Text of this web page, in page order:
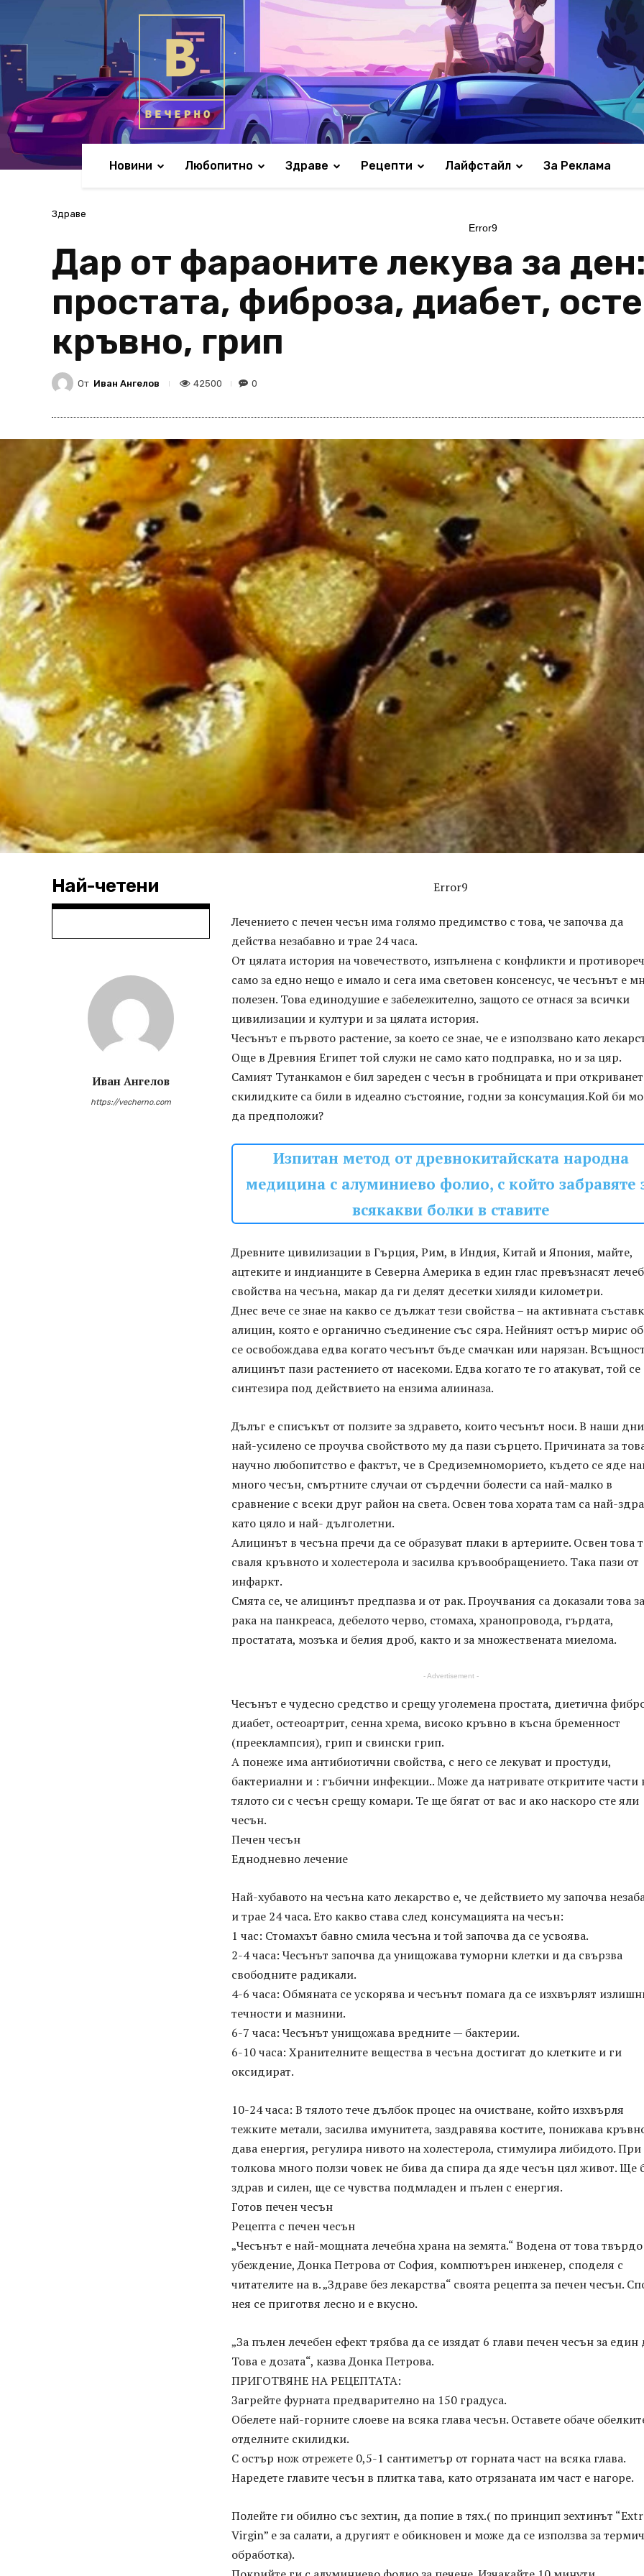
Новини Любопитно Здраве Рецепти Лайфстайл За Реклама
Здраве
Error9
Дар от фараоните лекува за
простата, фиброза, диабет,
кръвно, грип
От Иван Ангелов 42500 0
Най-четени
Иван Ангелов
https://vecherno.com
Error9
Лечението с печен чесън има голямо предимство с това, че започва да
действа незабавно и трае 24 часа.
От цялата история на човечеството, изпълнена с конфликти и
само за едно нещо е имало и сега има световен консенсус, че чесънът е
полезен. Това единодушие е забележително, защото се отнася за всички
цивилизации и култури и за цялата история.
Чесънът е първото растение, за което се знае, че е използвано като
Още в Древния Египет той служи не само като подправка, но и за цяр.
Самият Тутанкамон е бил зареден с чесън в гробницата и при
скилидките са били в идеално състояние, годни за консумация.Кой би
да предположи?
Изпитан метод от древнокитайската народна
медицина с алуминиево фолио, с който забравяте
всякакви болки в ставите
Древните цивилизации в Гърция, Рим, в Индия, Китай и Япония, майте,
ацтеките и индианците в Северна Америка в един глас превъзнасят
свойства на чесъна, макар да ги делят десетки хиляди километри.
Днес вече се знае на какво се дължат тези свойства – на активната
алицин, която е органично съединение със сяра. Нейният остър мирис
се освобождава едва когато чесънът бъде смачкан или нарязан. Всъщност
алицинът пази растението от насекоми. Едва когато те го атакуват, той се
синтезира под действието на ензима алииназа.
Дълъг е списъкът от ползите за здравето, които чесънът носи. В наши дни
най-усилено се проучва свойството му да пази сърцето. Причината за
научно любопитство е фактът, че в Средиземноморието, където се яде
много чесън, смъртните случаи от сърдечни болести са най-малко в
сравнение с всеки друг район на света. Освен това хората там са най-
като цяло и най- дълголетни.
Алицинът в чесъна пречи да се образуват плаки в артериите. Освен това
сваля кръвното и холестерола и засилва кръвообращението. Така пази от
инфаркт.
Смята се, че алицинът предпазва и от рак. Проучвания са доказали това за
рака на панкреаса, дебелото черво, стомаха, хранопровода, гърдата,
простатата, мозъка и белия дроб, както и за множествената миелома.
- Advertisement -
Чесънът е чудесно средство и срещу уголемена простата, диетична
диабет, остеоартрит, сенна хрема, високо кръвно в късна бременност
(прееклампсия), грип и свински грип.
А понеже има антибиотични свойства, с него се лекуват и простуди,
бактериални и : гъбични инфекции.. Може да натривате откритите части
тялото си с чесън срещу комари. Те ще бягат от вас и ако наскоро сте яли
чесън.
Печен чесън
Еднодневно лечение
Най-хубавото на чесъна като лекарство е, че действието му започва
и трае 24 часа. Ето какво става след консумацията на чесън:
1 час: Стомахът бавно смила чесъна и той започва да се усвоява.
2-4 часа: Чесънът започва да унищожава туморни клетки и да свързва
свободните радикали.
4-6 часа: Обмяната се ускорява и чесънът помага да се изхвърлят
течности и мазнини.
6-7 часа: Чесънът унищожава вредните — бактерии.
6-10 часа: Хранителните вещества в чесъна достигат до клетките и ги
оксидират.
10-24 часа: В тялото тече дълбок процес на очистване, който изхвърля
тежките метали, засилва имунитета, заздравява костите, понижава
дава енергия, регулира нивото на холестерола, стимулира либидото. При
толкова много ползи човек не бива да спира да яде чесън цял живот. Ще
здрав и силен, ще се чувства подмладен и пълен с енергия.
Готов печен чесън
Рецепта с печен чесън
„Чесънът е най-мощната лечебна храна на земята.“ Водена от това твърдо
убеждение, Донка Петрова от София, компютърен инженер, споделя с
читателите на в. „Здраве без лекарства“ своята рецепта за печен чесън.
нея се приготвя лесно и е вкусно.
„За пълен лечебен ефект трябва да се изядат 6 глави печен чесън за един
Това е дозата“, казва Донка Петрова.
ПРИГОТВЯНЕ НА РЕЦЕПТАТА:
Загрейте фурната предварително на 150 градуса.
Обелете най-горните слоеве на всяка глава чесън. Оставете обаче
отделните скилидки.
С остър нож отрежете 0,5-1 сантиметър от горната част на всяка глава.
Наредете главите чесън в плитка тава, като отрязаната им част е нагоре.
Полейте ги обилно със зехтин, да попие в тях.( по принцип зехтинът
Virgin” е за салати, а другият е обикновен и може да се използва за
обработка).